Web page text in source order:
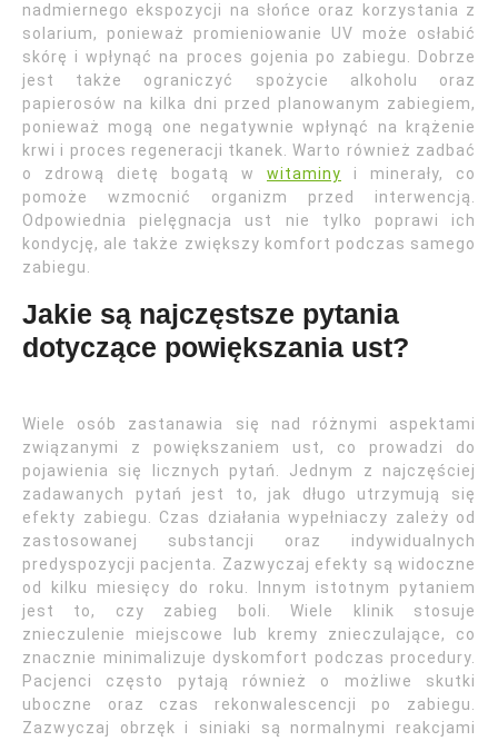
nadmiernego ekspozycji na słońce oraz korzystania z
solarium, ponieważ promieniowanie UV może osłabić
skórę i wpłynąć na proces gojenia po zabiegu. Dobrze
jest także ograniczyć spożycie alkoholu oraz
papierosów na kilka dni przed planowanym zabiegiem,
ponieważ mogą one negatywnie wpłynąć na krążenie
krwi i proces regeneracji tkanek. Warto również zadbać
o zdrową dietę bogatą w witaminy i minerały, co
pomoże wzmocnić organizm przed interwencją.
Odpowiednia pielęgnacja ust nie tylko poprawi ich
kondycję, ale także zwiększy komfort podczas samego
zabiegu.
Jakie są najczęstsze pytania
dotyczące powiększania ust?
Wiele osób zastanawia się nad różnymi aspektami
związanymi z powiększaniem ust, co prowadzi do
pojawienia się licznych pytań. Jednym z najczęściej
zadawanych pytań jest to, jak długo utrzymują się
efekty zabiegu. Czas działania wypełniaczy zależy od
zastosowanej substancji oraz indywidualnych
predyspozycji pacjenta. Zazwyczaj efekty są widoczne
od kilku miesięcy do roku. Innym istotnym pytaniem
jest to, czy zabieg boli. Wiele klinik stosuje
znieczulenie miejscowe lub kremy znieczulające, co
znacznie minimalizuje dyskomfort podczas procedury.
Pacjenci często pytają również o możliwe skutki
uboczne oraz czas rekonwalescencji po zabiegu.
Zazwyczaj obrzęk i siniaki są normalnymi reakcjami